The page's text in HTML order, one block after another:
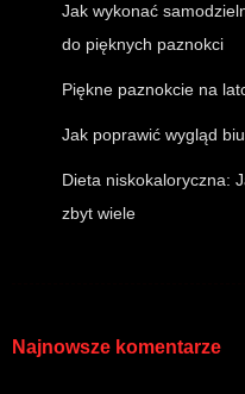
Jak wykonać
do pięknych paznokci
Piękne paznokcie na
Jak poprawić wygląd
Dieta niskokaloryczna:
zbyt wiele
Najnowsze komentarze